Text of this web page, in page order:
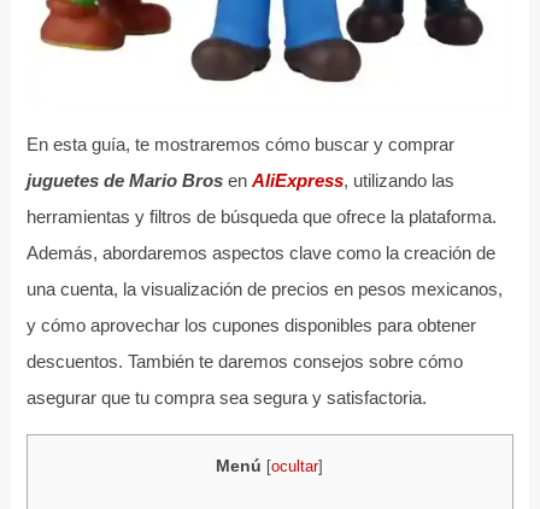
En esta guía, te mostraremos cómo buscar y comprar
juguetes de Mario Brosen AliExpress, utilizando las
herramientas y filtros de búsqueda que ofrece la plataforma.
Además, abordaremos aspectos clave como la creación de
una cuenta, la visualización de precios en pesos mexicanos,
y cómo aprovechar los cupones disponibles para obtener
descuentos. También te daremos consejos sobre cómo
asegurar que tu compra sea segura y satisfactoria.
Menú [ocultar]